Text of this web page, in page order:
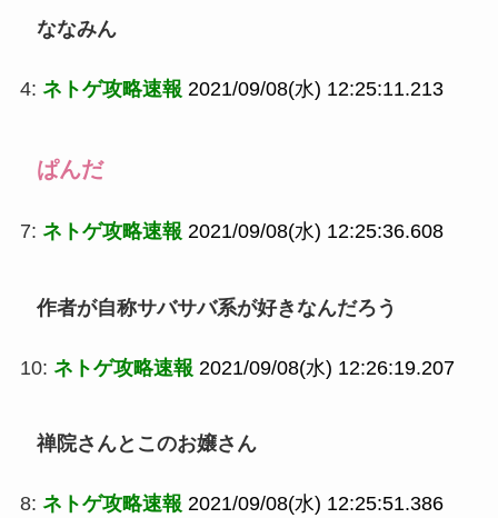
ななみん
4: ネトゲ攻略速報 2021/09/08(水) 12:25:11.213
ぱんだ
7: ネトゲ攻略速報 2021/09/08(水) 12:25:36.608
作者が自称サバサバ系が好きなんだろう
10: ネトゲ攻略速報 2021/09/08(水) 12:26:19.207
禅院さんとこのお嬢さん
8: ネトゲ攻略速報 2021/09/08(水) 12:25:51.386